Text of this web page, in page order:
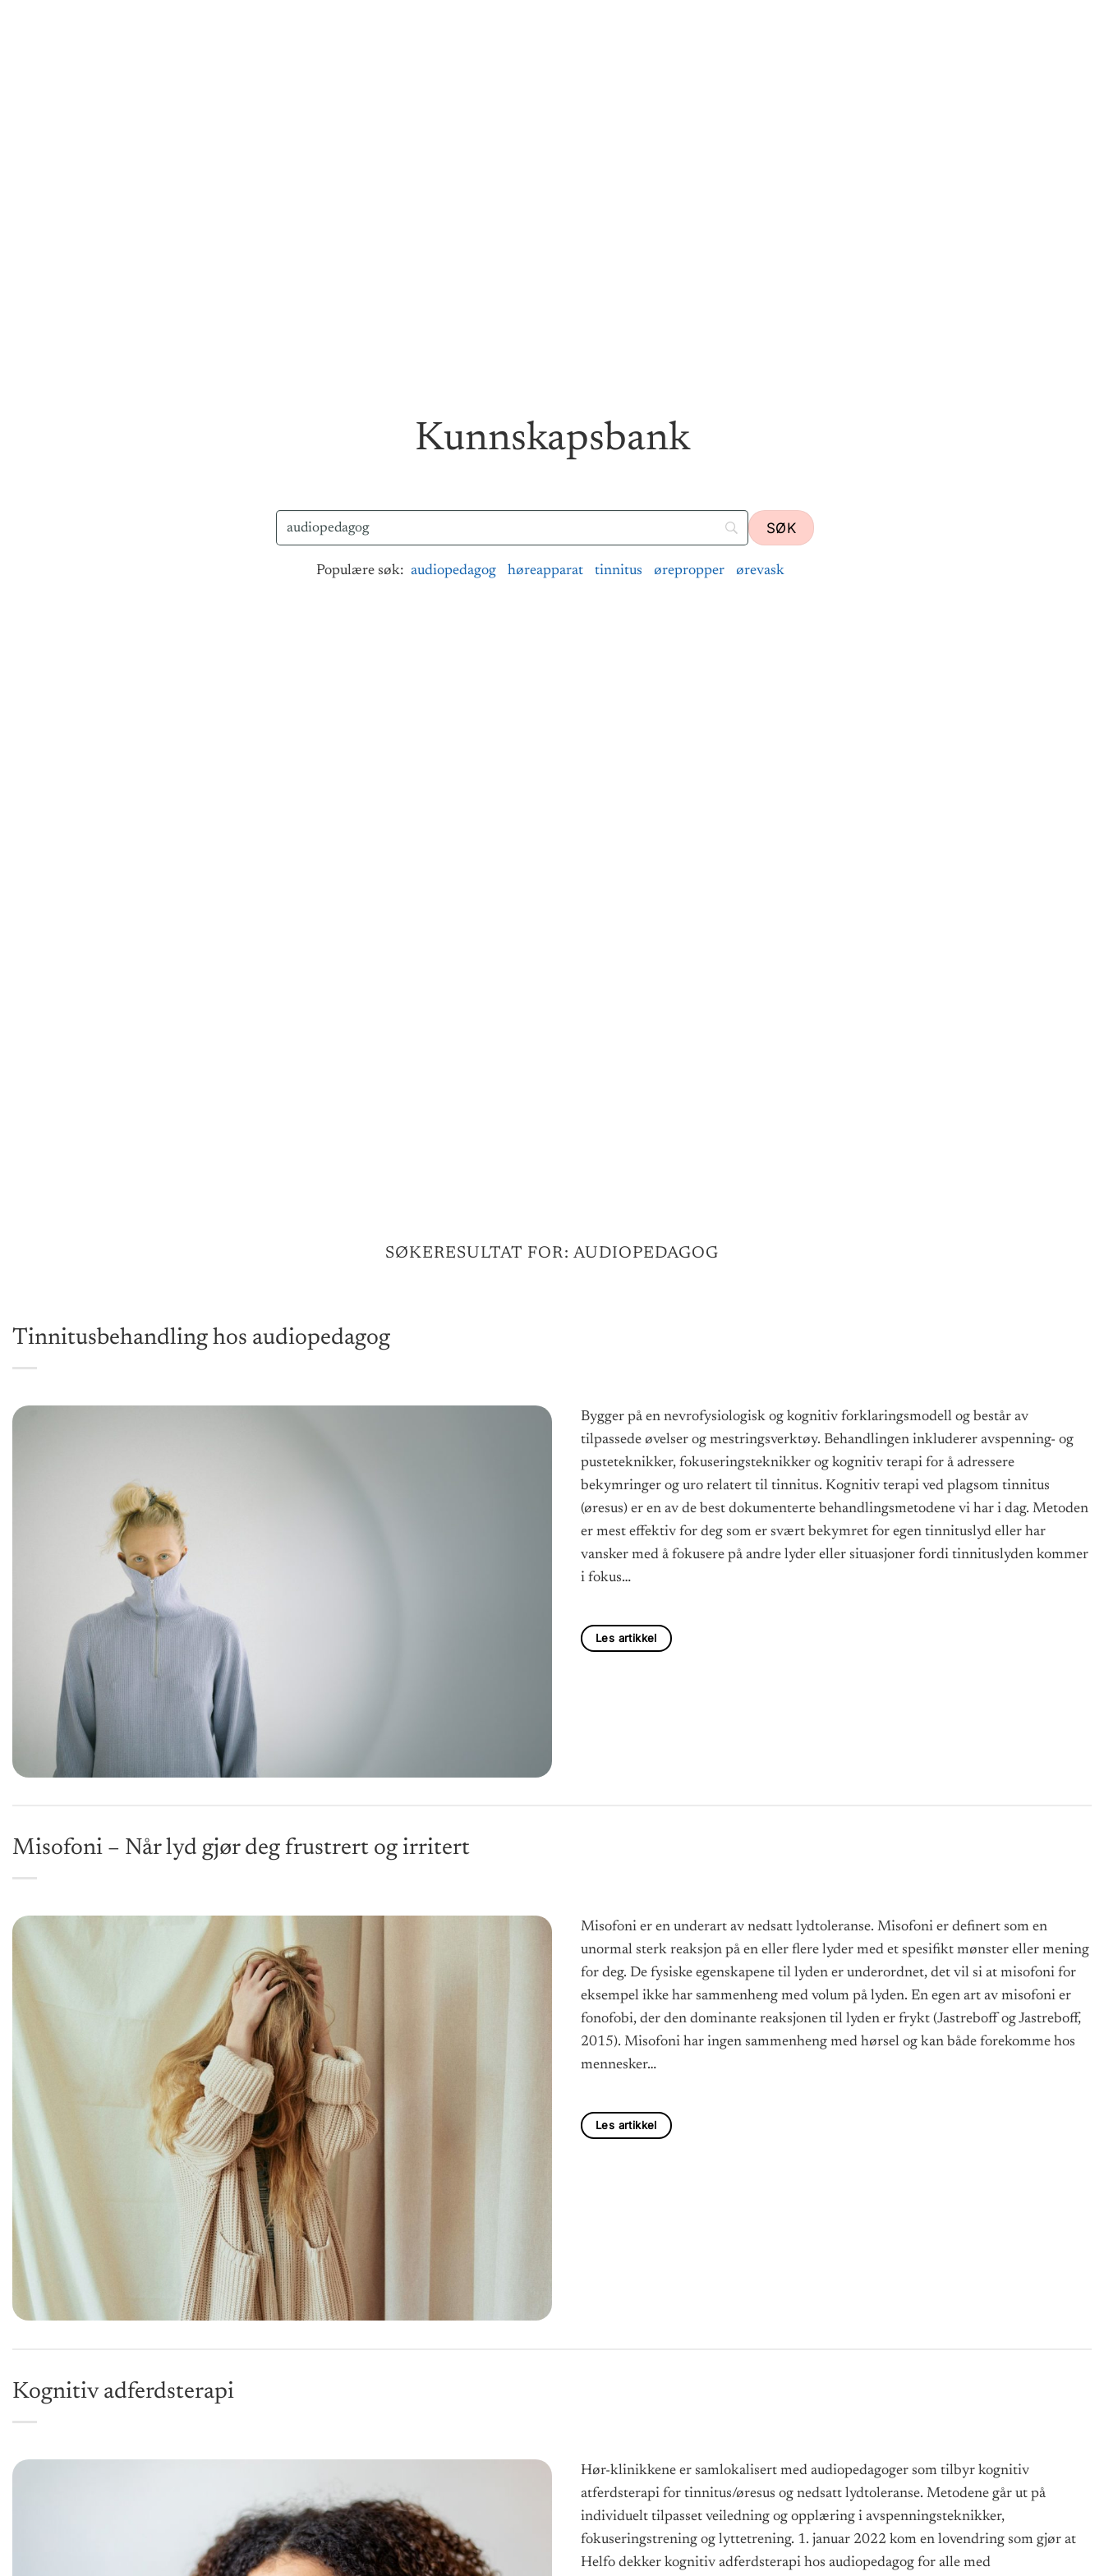
Kunnskapsbank
Populære søk: audiopedagog høreapparat tinnitus ørepropper ørevask
SØKERESULTAT FOR: AUDIOPEDAGOG
Tinnitusbehandling hos audiopedagog
Bygger på en nevrofysiologisk og kognitiv forklaringsmodell og består av
tilpassede øvelser og mestringsverktøy. Behandlingen inkluderer avspenning- og
pusteteknikker, fokuseringsteknikker og kognitiv terapi for å adressere
bekymringer og uro relatert til tinnitus. Kognitiv terapi ved plagsom tinnitus
(øresus) er en av de best dokumenterte behandlingsmetodene vi har i dag. Metoden
er mest effektiv for deg som er svært bekymret for egen tinnituslyd eller har
vansker med å fokusere på andre lyder eller situasjoner fordi tinnituslyden kommer
i fokus…
Les artikkel
Misofoni – Når lyd gjør deg frustrert og irritert
Misofoni er en underart av nedsatt lydtoleranse. Misofoni er definert som en
unormal sterk reaksjon på en eller flere lyder med et spesifikt mønster eller mening
for deg. De fysiske egenskapene til lyden er underordnet, det vil si at misofoni for
eksempel ikke har sammenheng med volum på lyden. En egen art av misofoni er
fonofobi, der den dominante reaksjonen til lyden er frykt (Jastreboff og Jastreboff,
2015). Misofoni har ingen sammenheng med hørsel og kan både forekomme hos
mennesker…
Les artikkel
Kognitiv adferdsterapi
Hør-klinikkene er samlokalisert med audiopedagoger som tilbyr kognitiv
atferdsterapi for tinnitus/øresus og nedsatt lydtoleranse. Metodene går ut på
individuelt tilpasset veiledning og opplæring i avspenningsteknikker,
fokuseringstrening og lyttetrening. 1. januar 2022 kom en lovendring som gjør at
Helfo dekker kognitiv adferdsterapi hos audiopedagog for alle med